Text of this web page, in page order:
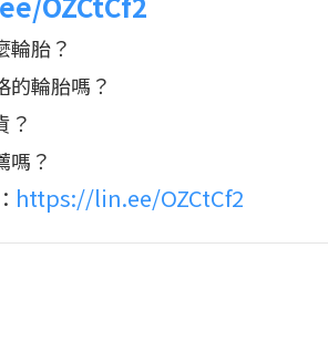
輪胎？
的輪胎嗎？
？
嗎？
https://lin.ee/OZCtCf2